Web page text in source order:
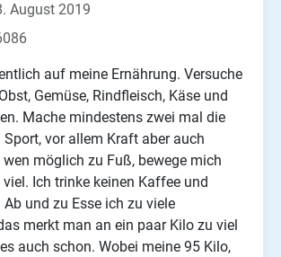
August 2019
auf meine Ernährung. Versuche
Gemüse, Rindfleisch, Käse und
Mache mindestens zwei mal die
vor allem Kraft aber auch
möglich zu Fuß, bewege mich
Ich trinke keinen Kaffee und
Ab und zu Esse ich zu viele
merkt man an ein paar Kilo zu viel
auch schon. Wobei meine 95 Kilo,